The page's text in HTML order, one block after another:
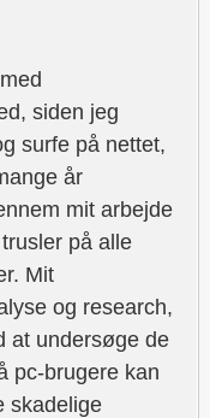
siden jeg
surfe på nettet,
år
mit arbejde
på alle
Mit
og research,
at undersøge de
pc-brugere kan
skadelige